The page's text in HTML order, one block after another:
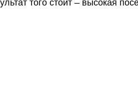
того стоит – высокая